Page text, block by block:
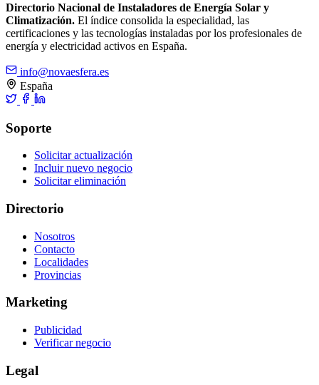
Directorio Nacional de Instaladores de Energía Solar y
Climatización. El índice consolida la especialidad, las
certificaciones y las tecnologías instaladas por los profesionales de
energía y electricidad activos en España.
info@novaesfera.es
España
Soporte
Solicitar actualización
Incluir nuevo negocio
Solicitar eliminación
Directorio
Nosotros
Contacto
Localidades
Provincias
Marketing
Publicidad
Verificar negocio
Legal